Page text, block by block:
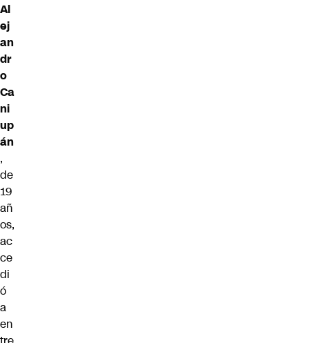
Al
ej
an
dr
o
Ca
ni
up
án
,
de
19
añ
os,
ac
ce
di
ó
a
en